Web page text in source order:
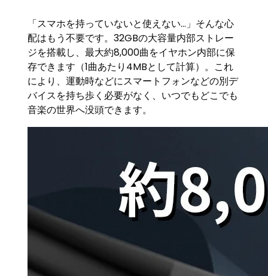
「スマホを持っていないと使えない…」そんな心
配はもう不要です。32GBの大容量内部ストレー
ジを搭載し、最大約8,000曲をイヤホン内部に保
存できます（1曲あたり4MBとして計算）。これ
により、運動時などにスマートフォンなどの別デ
バイスを持ち歩く必要がなく、いつでもどこでも
音楽の世界へ没頭できます。